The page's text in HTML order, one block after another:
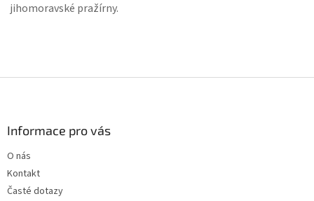
jihomoravské pražírny.
Informace pro vás
O nás
Kontakt
Časté dotazy